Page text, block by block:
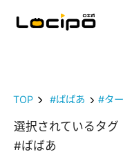
TOP #ばばあ #タ
選択されているタグ
#ばばあ